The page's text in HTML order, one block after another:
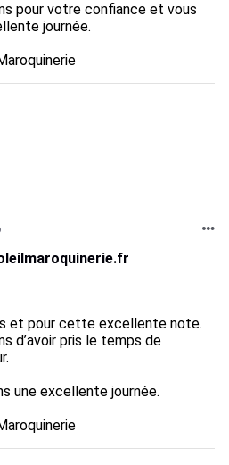
pour votre confiance et vous
journée.
et pour cette excellente note.
d’avoir pris le temps de
une excellente journée.